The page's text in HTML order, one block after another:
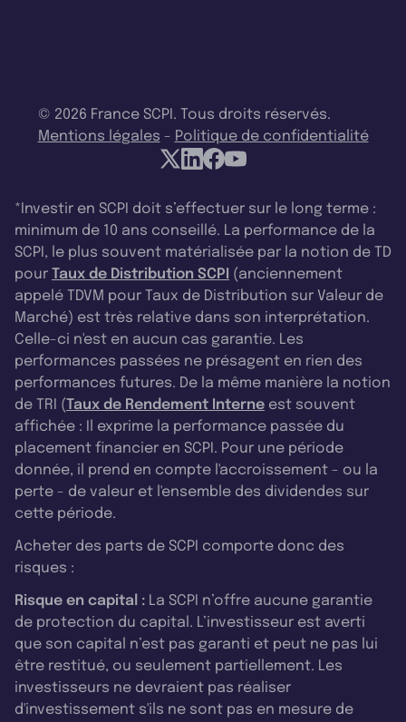
© 2026 France SCPI. Tous droits réservés.
Mentions légales - Politique de confidentialité
*Investir en SCPI doit s’effectuer sur le long terme :
minimum de 10 ans conseillé. La performance de la
SCPI, le plus souvent matérialisée par la notion de TD
pour Taux de Distribution SCPI (anciennement
appelé TDVM pour Taux de Distribution sur Valeur de
Marché) est très relative dans son interprétation.
Celle-ci n'est en aucun cas garantie. Les
performances passées ne présagent en rien des
performances futures. De la même manière la notion
de TRI (Taux de Rendement Interne est souvent
affichée : Il exprime la performance passée du
placement financier en SCPI. Pour une période
donnée, il prend en compte l'accroissement - ou la
perte - de valeur et l'ensemble des dividendes sur
cette période.
Acheter des parts de SCPI comporte donc des
risques :
Risque en capital : La SCPI n’offre aucune garantie
de protection du capital. L’investisseur est averti
que son capital n’est pas garanti et peut ne pas lui
être restitué, ou seulement partiellement. Les
investisseurs ne devraient pas réaliser
d'investissement s'ils ne sont pas en mesure de